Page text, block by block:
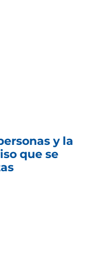
y la
que se